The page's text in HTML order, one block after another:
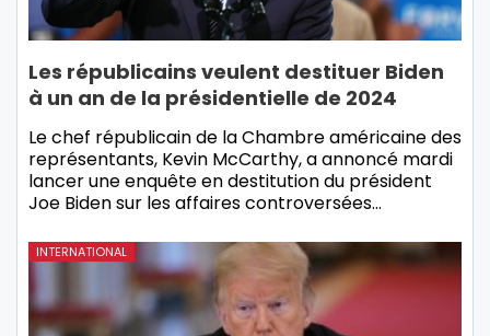
Les républicains veulent destituer Biden
à un an de la présidentielle de 2024
Le chef républicain de la Chambre américaine des
représentants, Kevin McCarthy, a annoncé mardi
lancer une enquête en destitution du président
Joe Biden sur les affaires controversées…
INTERNATIONAL